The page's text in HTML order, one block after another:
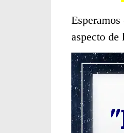
aspecto de